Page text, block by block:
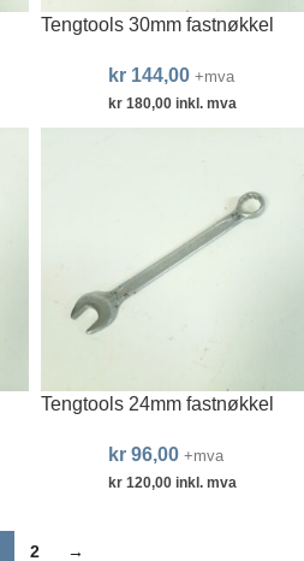
Tengtools 30mm fastnøkkel
kr 144,00 +mva
kr 180,00 inkl. mva
Tengtools 24mm fastnøkkel
kr 96,00 +mva
kr 120,00 inkl. mva
2 →